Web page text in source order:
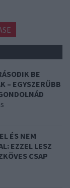
BE
– EGYSZERŰBB
ÉS NEM
EZZEL LESZ
CSAP